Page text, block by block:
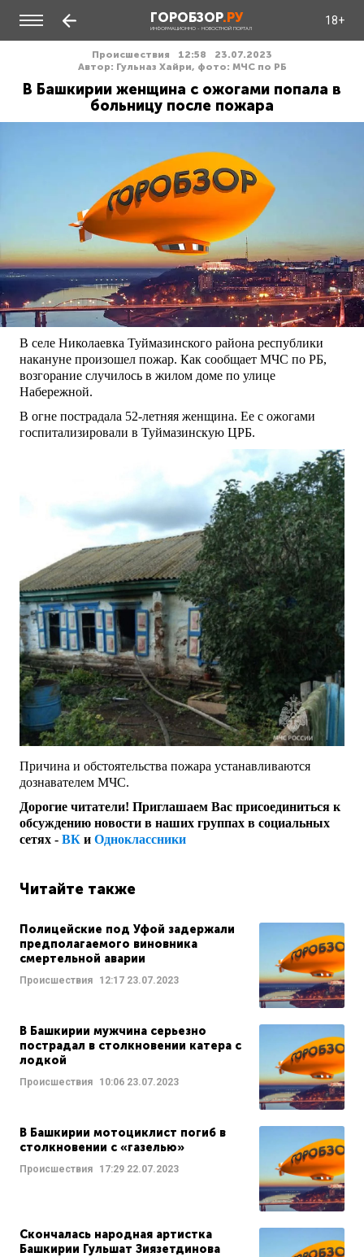
ГОРОБЗОР.РУ
ИНФОРМАЦИОННО - НОВОСТНОЙ ПОРТАЛ
18+
Происшествия 12:58
23.07.2023
Автор: Гульназ Хайри, фото: МЧС по РБ
В Башкирии женщина с ожогами попала в
больницу после пожара
В селе Николаевка Туймазинского района республики
накануне произошел пожар. Как сообщает МЧС по РБ,
возгорание случилось в жилом доме по улице
Набережной.
В огне пострадала 52-летняя женщина. Ее с ожогами
госпитализировали в Туймазинскую ЦРБ.
Причина и обстоятельства пожара устанавливаются
дознавателем МЧС.
Дорогие читатели! Приглашаем Вас присоединиться к
обсуждению новости в наших группах в социальных
сетях - ВК и Одноклассники
Читайте также
Полицейские под Уфой задержали
предполагаемого виновника
смертельной аварии
Происшествия 12:17 23.07.2023
В Башкирии мужчина серьезно
пострадал в столкновении катера с
лодкой
Происшествия 10:06 23.07.2023
В Башкирии мотоциклист погиб в
столкновении с «газелью»
Происшествия 17:29 22.07.2023
Скончалась народная артистка
Башкирии Гульшат Зиязетдинова